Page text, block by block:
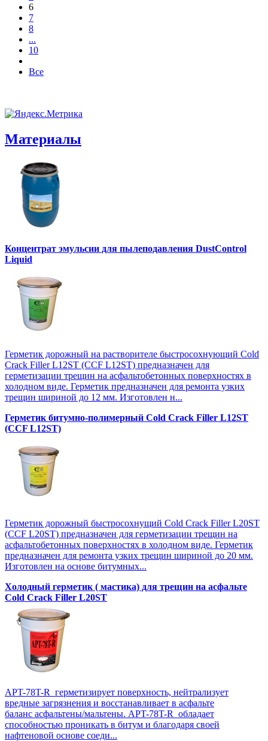
6
7
8
...
10
Все
Материалы
Концентрат эмульсии для пылеподавления DustControl
Liquid
Герметик дорожный на растворителе быстросохнующий Cold
Crack Filler L12SТ (CCF L12SТ) предназначен для
герметизации трещин на асфальтобетонных поверхностях в
холодном виде. Герметик предназначен для ремонта узких
трещин шириной до 12 мм. Изготовлен н...
Герметик битумно-полимерный Cold Crack Filler L12SТ
(CCF L12SТ)
Герметик дорожный быстросохнущий Cold Crack Filler L20SТ
(CCF L20SТ) предназначен для герметизации трещин на
асфальтобетонных поверхностях в холодном виде. Герметик
предназначен для ремонта узких трещин шириной до 20 мм.
Изготовлен на основе битумных...
Холодный герметик ( мастика) для трещин на асфальте
Cold Crack Filler L20SТ
APT-78T-R герметизирует поверхность, нейтрализует
вредные загрязнения и восстанавливает в асфальте
баланс асфальтены/мальтены. APT-78T-R обладает
способностью проникать в битум и благодаря своей
нафтеновой основе соеди...